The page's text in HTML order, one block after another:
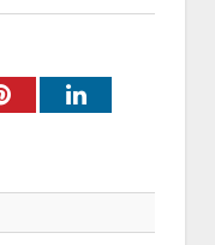
PinterestLinkedIn